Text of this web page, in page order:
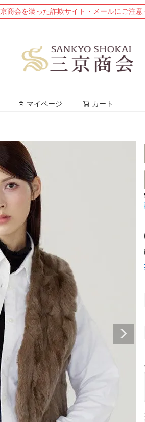
商会を装った詐欺サイト・メールにご注意
マイページ カート